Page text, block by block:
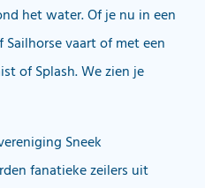
het water. Of je nu in een
Sailhorse vaart of met een
of Splash. We zien je
Sneek
fanatieke zeilers uit